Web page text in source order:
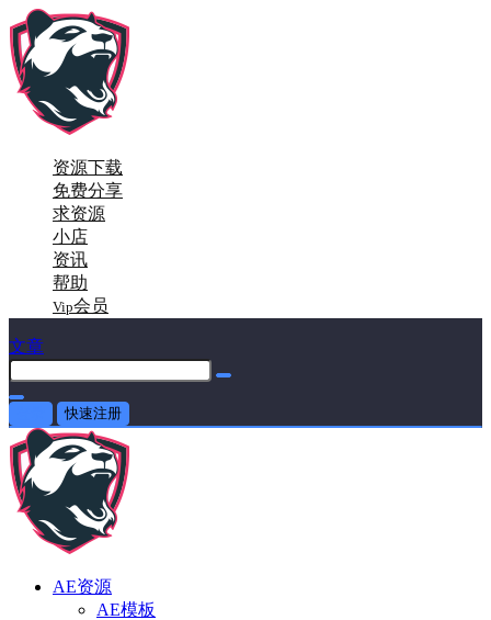
资源下载
免费分享
求资源
小店
资讯
帮助
Vip会员
文章
快速注册
AE资源
AE模板